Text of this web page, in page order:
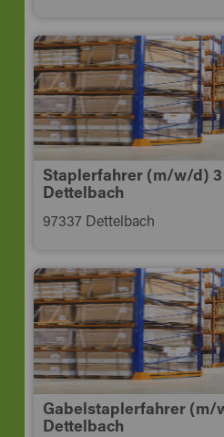
Staplerfahrer (m/w/d) 3
Dettelbach
97337 Dettelbach
Gabelstaplerfahrer (m/
Dettelbach